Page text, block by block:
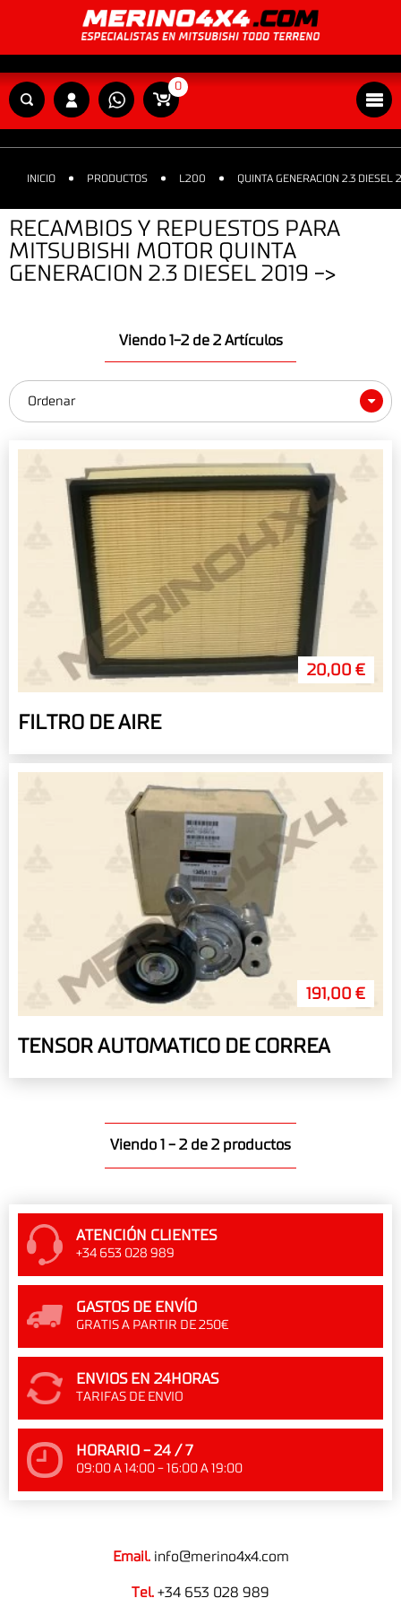
0
INICIO PRODUCTOS L200 QUINTA GENERACION 2.3 DIESEL
RECAMBIOS Y REPUESTOS PARA
MITSUBISHI MOTOR QUINTA
GENERACION 2.3 DIESEL 2019 ->
Viendo 1-2 de 2 Artículos
Ordenar
20,00 €
FILTRO DE AIRE
191,00 €
TENSOR AUTOMATICO DE CORREA
Viendo 1 - 2 de 2 productos
ATENCIÓN CLIENTES
+34 653 028 989
GASTOS DE ENVÍO
GRATIS A PARTIR DE 250€
ENVIOS EN 24HORAS
TARIFAS DE ENVIO
HORARIO - 24 / 7
09:00 A 14:00 - 16:00 A 19:00
Email. info@merino4x4.com
Tel. +34 653 028 989